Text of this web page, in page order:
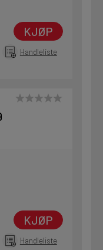
KJØP
Handleliste
KJØP
Handleliste